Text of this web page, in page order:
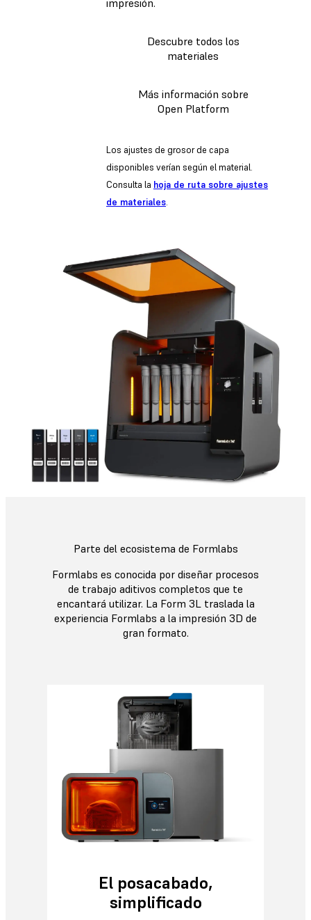
Descubre todos los
materiales
Más información sobre
Open Platform
Los ajustes de grosor de capa
disponibles verían según el material.
Consulta la hoja de ruta sobre ajustes
de materiales.
Parte del ecosistema de Formlabs
Formlabs es conocida por diseñar procesos
de trabajo aditivos completos que te
encantará utilizar. La Form 3L traslada la
experiencia Formlabs a la impresión 3D de
gran formato.
El posacabado,
simplificado